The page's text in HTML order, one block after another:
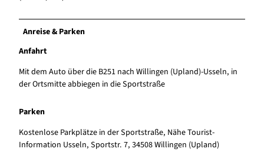
Anreise & Parken
Anfahrt
Mit dem Auto über die B251 nach Willingen (Upland)-Usseln, in
der Ortsmitte abbiegen in die Sportstraße
Parken
Kostenlose Parkplätze in der Sportstraße, Nähe Tourist-
Information Usseln, Sportstr. 7, 34508 Willingen (Upland)